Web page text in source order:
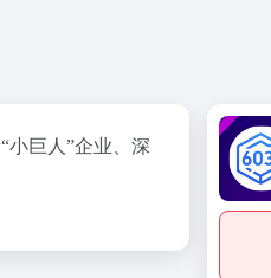
小巨人”企业、深